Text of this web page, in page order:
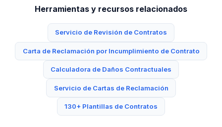
Herramientas y recursos relacionados
Servicio de Revisión de Contratos
Carta de Reclamación por Incumplimiento de Contrato
Calculadora de Daños Contractuales
Servicio de Cartas de Reclamación
130+ Plantillas de Contratos